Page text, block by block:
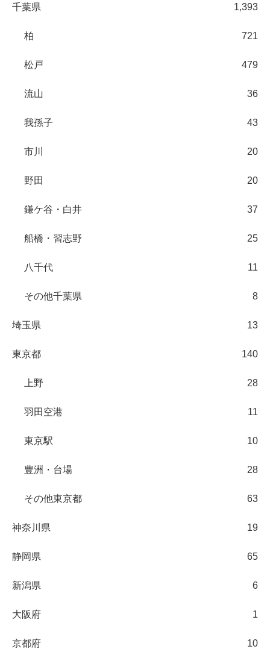
千葉県 1,393
柏 721
松戸 479
流山 36
我孫子 43
市川 20
野田 20
鎌ケ谷・白井 37
船橋・習志野 25
八千代 11
その他千葉県 8
埼玉県 13
東京都 140
上野 28
羽田空港 11
東京駅 10
豊洲・台場 28
その他東京都 63
神奈川県 19
静岡県 65
新潟県 6
大阪府 1
京都府 10